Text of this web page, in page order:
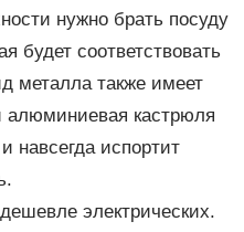
нужно брать посуду
будет соответствовать
металла также имеет
алюминиевая кастрюля
навсегда испортит
электрических.